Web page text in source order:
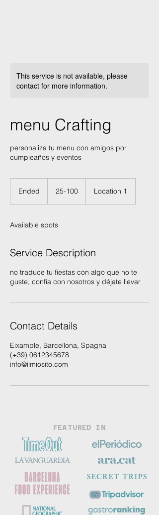
This service is not available, please
contact for more information.
menu Crafting
personaliza tu menu con amigos por
cumpleaños y eventos
Ended
d
25-100 Location 1
Available spots
Service Description
no traduce tu fiestas con algo que no te
guste, confía con nosotros y déjate llevar
Contact Details
Eixample, Barcellona, Spagna
(+39) 0612345678
info@ilmiosito.com
FEATURED IN